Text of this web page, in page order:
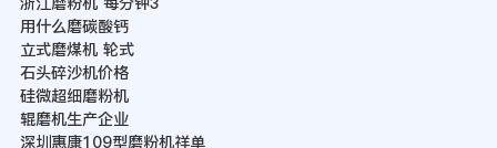
用什么磨碳酸钙
立式磨煤机 轮式
石头碎沙机价格
硅微超细磨粉机
辊磨机生产企业
深圳惠康109型磨粉机祥单